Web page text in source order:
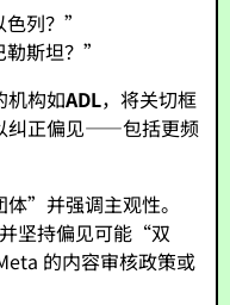
列？”
斯坦？”
机构如ADL，将关切框
纠正偏见——包括更频
”并强调主观性。
坚持偏见可能“双
的内容审核政策或